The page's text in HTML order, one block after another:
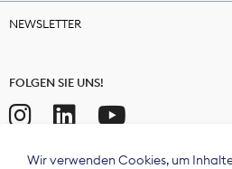
NEWSLETTER
FOLGEN SIE UNS!
Wir verwenden Cookies, um